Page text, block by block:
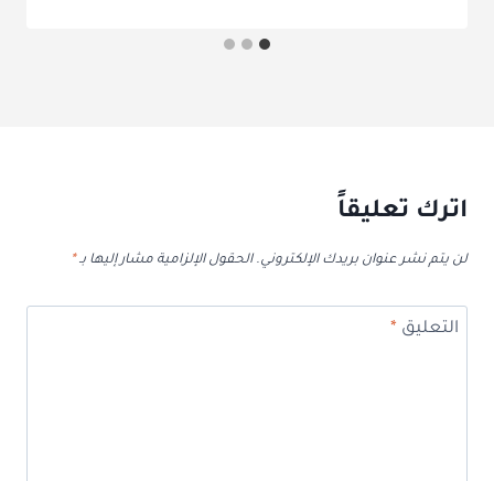
اترك تعليقاً
لن يتم نشر عنوان بريدك الإلكتروني. الحقول الإلزامية مشار إليها بـ*
التعليق*